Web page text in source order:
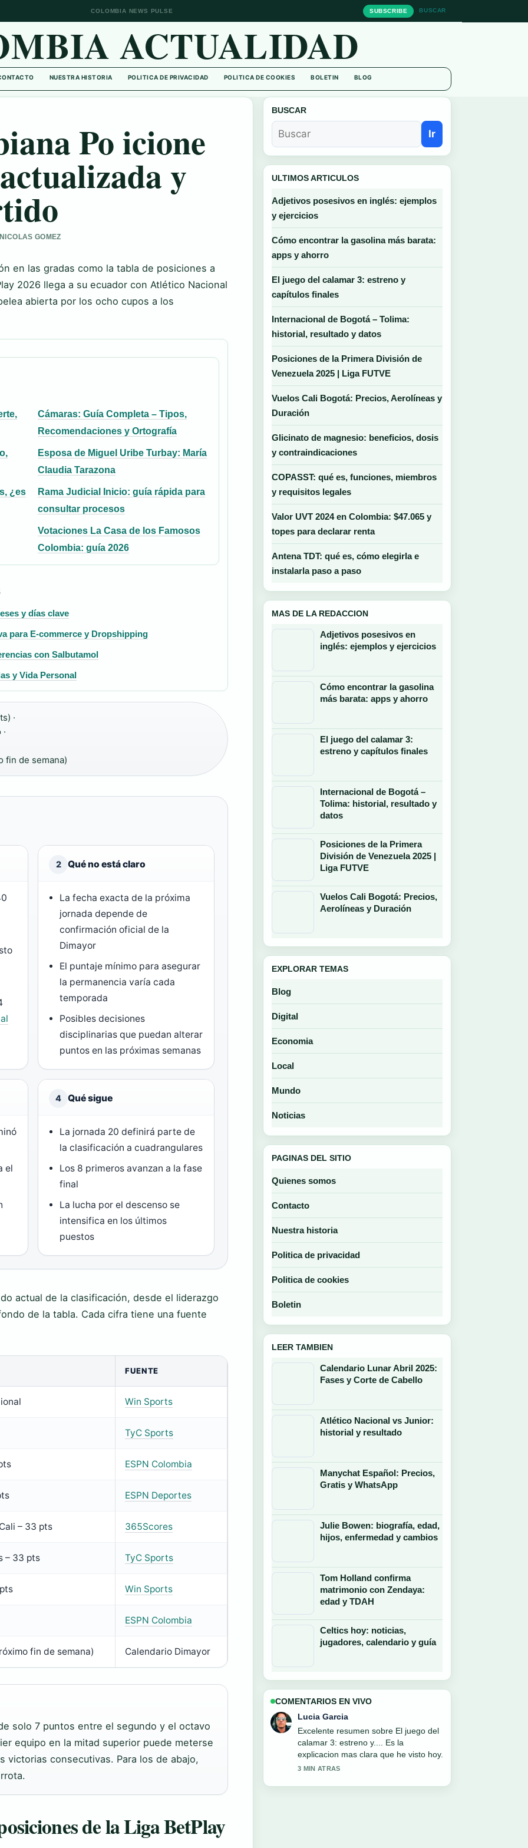
COLOMBIA NEWS PULSE SUBSCRIBE BUSCAR
ACTUALIDAD
NUESTRA HISTORIA POLITICA DE PRIVACIDAD POLITICA DE COOKIES BOLETIN BLOG
Po icione
y
GOMEZ
en las gradas como la tabla de posiciones a
2026 llega a su ecuador con Atlético Nacional
abierta por los ocho cupos a los
Cámaras: Guía Completa – Tipos,
Recomendaciones y Ortografía
Esposa de Miguel Uribe Turbay: María
Claudia Tarazona
¿es
Rama Judicial Inicio: guía rápida para
consultar procesos
Votaciones La Casa de los Famosos
Colombia: guía 2026
y días clave
para E-commerce y Dropshipping
con Salbutamol
y Vida Personal
·
fin de semana)
2 Qué no está claro
La fecha exacta de la próxima
jornada depende de
confirmación oficial de la
Dimayor
El puntaje mínimo para asegurar
la permanencia varía cada
temporada
Posibles decisiones
disciplinarias que puedan alterar
puntos en las próximas semanas
el
4 Qué sigue
La jornada 20 definirá parte de
la clasificación a cuadrangulares
Los 8 primeros avanzan a la fase
final
La lucha por el descenso se
intensifica en los últimos
puestos
actual de la clasificación, desde el liderazgo
de la tabla. Cada cifra tiene una fuente
FUENTE
Win Sports
TyC Sports
ESPN Colombia
ESPN Deportes
– 33 pts 365Scores
– 33 pts TyC Sports
Win Sports
ESPN Colombia
fin de semana) Calendario Dimayor
solo 7 puntos entre el segundo y el octavo
equipo en la mitad superior puede meterse
victorias consecutivas. Para los de abajo,
de la Liga BetPlay
BUSCAR
Ir
ULTIMOS ARTICULOS
Adjetivos posesivos en inglés: ejemplos
y ejercicios
Cómo encontrar la gasolina más barata:
apps y ahorro
El juego del calamar 3: estreno y
capítulos finales
Internacional de Bogotá – Tolima:
historial, resultado y datos
Posiciones de la Primera División de
Venezuela 2025 | Liga FUTVE
Vuelos Cali Bogotá: Precios, Aerolíneas y
Duración
Glicinato de magnesio: beneficios, dosis
y contraindicaciones
COPASST: qué es, funciones, miembros
y requisitos legales
Valor UVT 2024 en Colombia: $47.065 y
topes para declarar renta
Antena TDT: qué es, cómo elegirla e
instalarla paso a paso
MAS DE LA REDACCION
Adjetivos posesivos en
inglés: ejemplos y ejercicios
Cómo encontrar la gasolina
más barata: apps y ahorro
El juego del calamar 3:
estreno y capítulos finales
Internacional de Bogotá –
Tolima: historial, resultado y
datos
Posiciones de la Primera
División de Venezuela 2025 |
Liga FUTVE
Vuelos Cali Bogotá: Precios,
Aerolíneas y Duración
EXPLORAR TEMAS
Blog
Digital
Economia
Local
Mundo
Noticias
PAGINAS DEL SITIO
Quienes somos
Contacto
Nuestra historia
Politica de privacidad
Politica de cookies
Boletin
LEER TAMBIEN
Calendario Lunar Abril 2025:
Fases y Corte de Cabello
Atlético Nacional vs Junior:
historial y resultado
Manychat Español: Precios,
Gratis y WhatsApp
Julie Bowen: biografía, edad,
hijos, enfermedad y cambios
Tom Holland confirma
matrimonio con Zendaya:
edad y TDAH
Celtics hoy: noticias,
jugadores, calendario y guía
COMENTARIOS EN VIVO
Daniel Ruiz
Estoy siguiendo Adjetivos posesivos en
inglés: ejemplos y ejercicios de cerca y
se agradece el tono equilibrado.
5 MIN ATRAS